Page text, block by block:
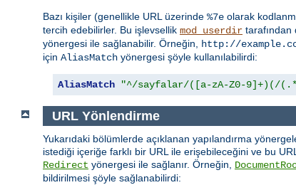
Bazı kişiler (genellikle URL üzerinde %7e olarak
tercih edebilirler. Bu işlevsellik mod_userdir tarafından
yönergesi ile sağlanabilir. Örneğin,
http://
için AliasMatch yönergesi şöyle kullanılabilirdi:
AliasMatch "^/sayfalar/([a-zA-Z0-9]+)(/
URL Yönlendirme
Yukarıdaki bölümlerde açıklanan yapılandırma
istediği içeriğe farklı bir URL ile erişebileceğini ve bu
Redirect yönergesi ile sağlanır. Örneğin,
bildirilmesi şöyle sağlanabilirdi: